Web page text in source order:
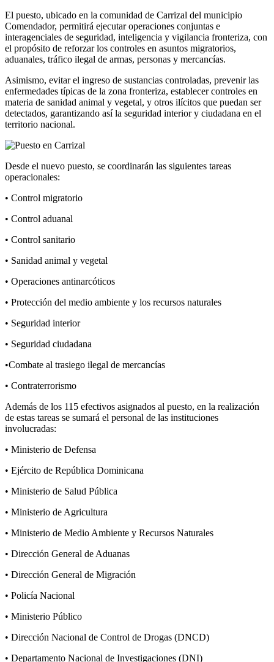
El puesto, ubicado en la comunidad de Carrizal del municipio
Comendador, permitirá ejecutar operaciones conjuntas e
interagenciales de seguridad, inteligencia y vigilancia fronteriza, con
el propósito de reforzar los controles en asuntos migratorios,
aduanales, tráfico ilegal de armas, personas y mercancías.
Asimismo, evitar el ingreso de sustancias controladas, prevenir las
enfermedades típicas de la zona fronteriza, establecer controles en
materia de sanidad animal y vegetal, y otros ilícitos que puedan ser
detectados, garantizando así la seguridad interior y ciudadana en el
territorio nacional.
Desde el nuevo puesto, se coordinarán las siguientes tareas
operacionales:
• Control migratorio
• Control aduanal
• Control sanitario
• Sanidad animal y vegetal
• Operaciones antinarcóticos
• Protección del medio ambiente y los recursos naturales
• Seguridad interior
• Seguridad ciudadana
•Combate al trasiego ilegal de mercancías
• Contraterrorismo
Además de los 115 efectivos asignados al puesto, en la realización
de estas tareas se sumará el personal de las instituciones
involucradas:
• Ministerio de Defensa
• Ejército de República Dominicana
• Ministerio de Salud Pública
• Ministerio de Agricultura
• Ministerio de Medio Ambiente y Recursos Naturales
• Dirección General de Aduanas
• Dirección General de Migración
• Policía Nacional
• Ministerio Público
• Dirección Nacional de Control de Drogas (DNCD)
• Departamento Nacional de Investigaciones (DNI)